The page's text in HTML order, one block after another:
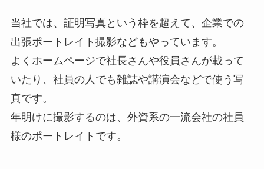
当社では、証明写真という枠を超えて、企業での
出張ポートレイト撮影などもやっています。
よくホームページで社長さんや役員さんが載って
いたり、社員の人でも雑誌や講演会などで使う写
真です。
年明けに撮影するのは、外資系の一流会社の社員
様のポートレイトです。